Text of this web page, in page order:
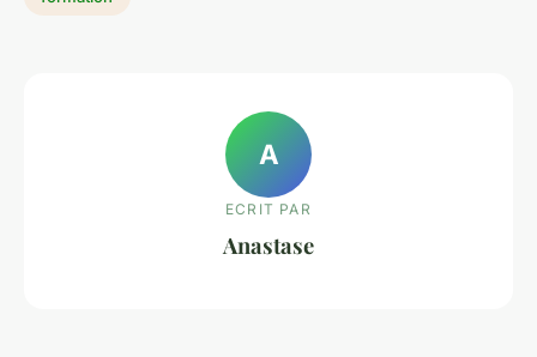
A
ECRIT PAR
Anastase